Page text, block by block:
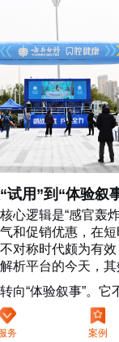
试用”到“体验叙
心逻辑是“感官轰
和促销优惠，在
对称时代颇为有
析平台的今天，其
向“体验叙事”。它
他们进入一个精心
务 案例